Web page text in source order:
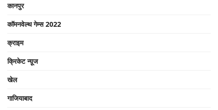
कानपुर
कॉमनवेल्थ गेम्स 2022
क्राइम
क्रिकेट न्यू़ज
खेल
गाजियाबाद